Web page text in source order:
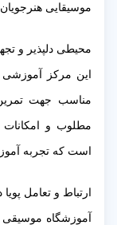
موسیقایی
محیطی دلپذیر و
این مرکز آموزشی
مناسب جهت
مطلوب و امکانات
است که تجربه
ارتباط و تعامل
آموزشگاه موسیقی